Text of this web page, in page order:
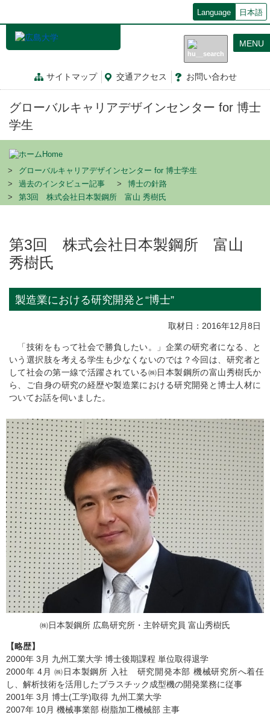
Language 日本語
サイトマップ 交通アクセス お問い合わせ
MENU
グローバルキャリアデザインセンター for 博士
学生
Home
グローバルキャリアデザインセンター for 博士学生
過去のインタビュー記事
博士の針路
第3回 株式会社日本製鋼所 富山 秀樹氏
第3回 株式会社日本製鋼所 富山
秀樹氏
製造業における研究開発と“博士”
取材日：2016年12月8日
「技術をもって社会で勝負したい。」企業の研究者になる、と
いう選択肢を考える学生も少なくないのでは？今回は、研究者と
して社会の第一線で活躍されている㈱日本製鋼所の富山秀樹氏か
ら、ご自身の研究の経歴や製造業における研究開発と博士人材に
ついてお話を伺いました。
㈱日本製鋼所 広島研究所・主幹研究員 富山秀樹氏
【略歴】
2000年 3月 九州工業大学 博士後期課程 単位取得退学
2000年 4月 ㈱日本製鋼所 入社 研究開発本部 機械研究所へ着任
し、解析技術を活用したプラスチック成型機の開発業務に従事
2001年 3月 博士(工学)取得 九州工業大学
2007年 10月 機械事業部 樹脂加工機械部 主事